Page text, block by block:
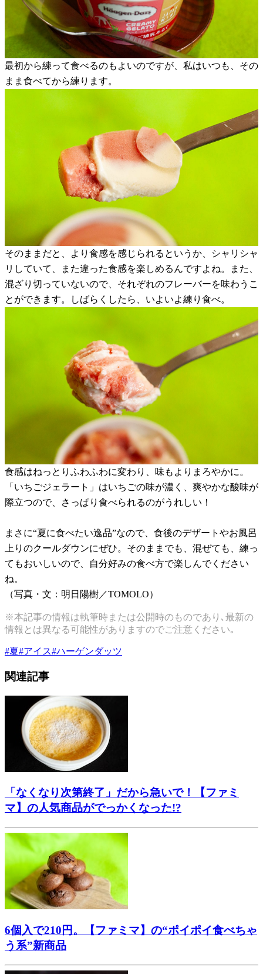
最初から練って食べるのもよいのですが、私はいつも、その
まま食べてから練ります。
そのままだと、より食感を感じられるというか、シャリシャ
リしていて、また違った食感を楽しめるんですよね。また、
混ざり切っていないので、それぞれのフレーバーを味わうこ
とができます。しばらくしたら、いよいよ練り食べ。
食感はねっとりふわふわに変わり、味もよりまろやかに。
「いちごジェラート」はいちごの味が濃く、爽やかな酸味が
際立つので、さっぱり食べられるのがうれしい！
まさに“夏に食べたい逸品”なので、食後のデザートやお風呂
上りのクールダウンにぜひ。そのままでも、混ぜても、練っ
てもおいしいので、自分好みの食べ方で楽しんでください
ね。
（写真・文：明日陽樹／TOMOLO）
※本記事の情報は執筆時または公開時のものであり､最新の
情報とは異なる可能性がありますのでご注意ください｡
#夏#アイス#ハーゲンダッツ
関連記事
「なくなり次第終了」だから急いで！【ファミ
マ】の人気商品がでっかくなった!?
6個入で210円。【ファミマ】の“ポイポイ食べちゃ
う系”新商品